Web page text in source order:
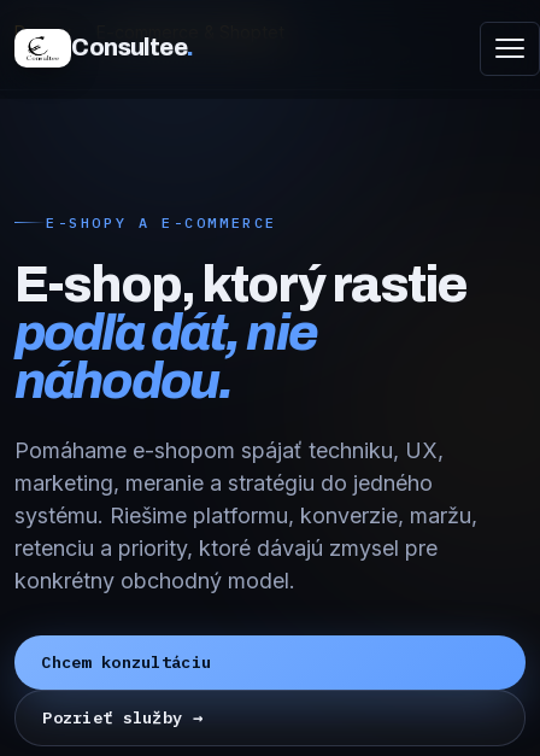
Consultee.
Domov
E-shopy a e-commerce: technika, výkon a rast
E-SHOPY A E-COMMERCE
E-shop, ktorý rastie
podľa dát, nie
náhodou.
Pomáhame e-shopom spájať techniku, UX,
marketing, meranie a stratégiu do jedného
systému. Riešime platformu, konverzie, maržu,
retenciu a priority, ktoré dávajú zmysel pre
konkrétny obchodný model.
Chcem konzultáciu
Pozrieť služby →